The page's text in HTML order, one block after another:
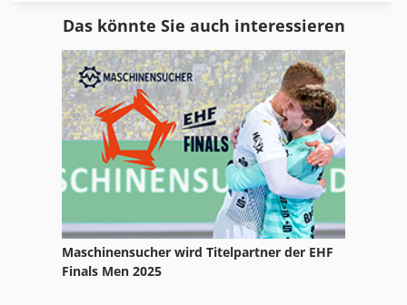
Grillo Fd 1100
Grillo Fd 2200
Großflächenmäher
Grubber
Gruse Kartoffellegemaschine
Grünland
Das könnte Sie auch interessieren
Maschinensucher wird Titelpartner der EHF
Finals Men 2025